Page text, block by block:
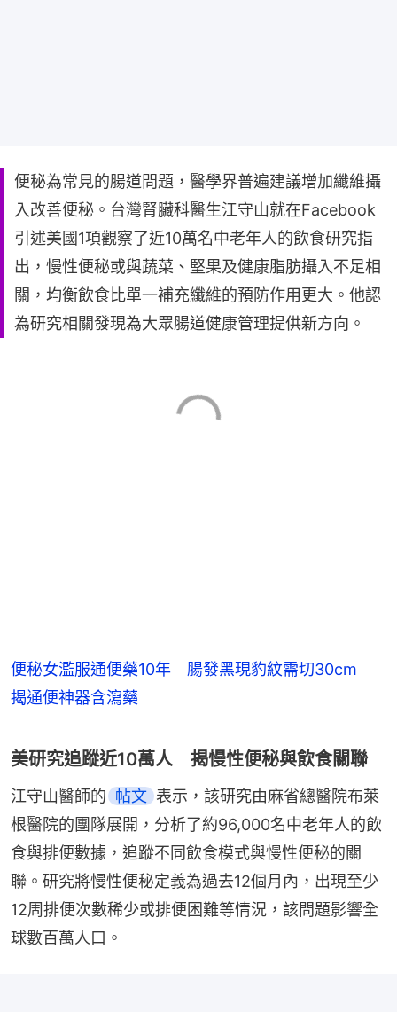
便秘為常見的腸道問題，醫學界普遍建議增加纖維攝
入改善便秘。台灣腎臟科醫生江守山就在Facebook
引述美國1項觀察了近10萬名中老年人的飲食研究指
出，慢性便秘或與蔬菜、堅果及健康脂肪攝入不足相
關，均衡飲食比單一補充纖維的預防作用更大。他認
為研究相關發現為大眾腸道健康管理提供新方向。
便秘女濫服通便藥10年 腸發黑現豹紋需切30cm
揭通便神器含瀉藥
美研究追蹤近10萬人 揭慢性便秘與飲食關聯
江守山醫師的 帖文 表示，該研究由麻省總醫院布萊
根醫院的團隊展開，分析了約96,000名中老年人的飲
食與排便數據，追蹤不同飲食模式與慢性便秘的關
聯。研究將慢性便秘定義為過去12個月內，出現至少
12周排便次數稀少或排便困難等情況，該問題影響全
球數百萬人口。